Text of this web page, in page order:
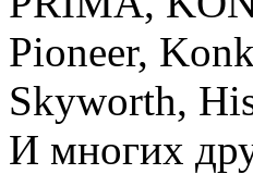
Pioneer,
Skyworth,
И многих